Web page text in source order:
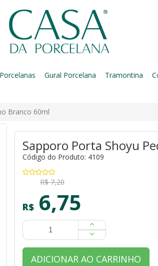
Gural Porcelana Tramontina
Branco 60ml
Sapporo Porta Shoyu
Código do Produto: 4109
R$ 7,20
R$ 6,75
ADICIONAR AO CARRINHO